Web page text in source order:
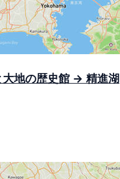
大地の歴史館 → 精進湖